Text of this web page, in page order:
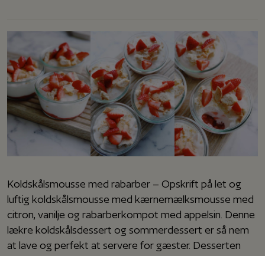
Koldskålsmousse med rabarber – Opskrift på let og
luftig koldskålsmousse med kærnemælksmousse med
citron, vanilje og rabarberkompot med appelsin. Denne
lækre koldskålsdessert og sommerdessert er så nem
at lave og perfekt at servere for gæster. Desserten